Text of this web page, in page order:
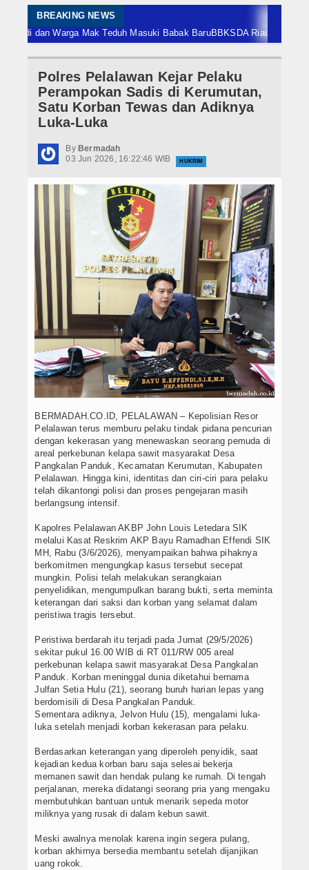
Kuansing
Siak
Nasional
Internasional
Iptek
Politik
Berita Foto
Budaya & Pariwisata
Ekbis
Olahraga
BREAKING NEWS
Warga Mak Teduh Masuki Babak BaruBBKSDA Riau Perkuat Sinergi
Polres Pelalawan Kejar Pelaku
Perampokan Sadis di Kerumutan,
Satu Korban Tewas dan Adiknya
Luka-Luka
By Bermadah
03 Jun 2026, 16:22:46 WIB
HUKRIM
BERMADAH.CO.ID, PELALAWAN – Kepolisian Resor
Pelalawan terus memburu pelaku tindak pidana pencurian
dengan kekerasan yang menewaskan seorang pemuda di
areal perkebunan kelapa sawit masyarakat Desa
Pangkalan Panduk, Kecamatan Kerumutan, Kabupaten
Pelalawan. Hingga kini, identitas dan ciri-ciri para pelaku
telah dikantongi polisi dan proses pengejaran masih
berlangsung intensif.
Kapolres Pelalawan AKBP John Louis Letedara SIK
melalui Kasat Reskrim AKP Bayu Ramadhan Effendi SIK
MH, Rabu (3/6/2026), menyampaikan bahwa pihaknya
berkomitmen mengungkap kasus tersebut secepat
mungkin. Polisi telah melakukan serangkaian
penyelidikan, mengumpulkan barang bukti, serta meminta
keterangan dari saksi dan korban yang selamat dalam
peristiwa tragis tersebut.
Peristiwa berdarah itu terjadi pada Jumat (29/5/2026)
sekitar pukul 16.00 WIB di RT 011/RW 005 areal
perkebunan kelapa sawit masyarakat Desa Pangkalan
Panduk. Korban meninggal dunia diketahui bernama
Julfan Setia Hulu (21), seorang buruh harian lepas yang
berdomisili di Desa Pangkalan Panduk.
Sementara adiknya, Jelvon Hulu (15), mengalami luka-
luka setelah menjadi korban kekerasan para pelaku.
Berdasarkan keterangan yang diperoleh penyidik, saat
kejadian kedua korban baru saja selesai bekerja
memanen sawit dan hendak pulang ke rumah. Di tengah
perjalanan, mereka didatangi seorang pria yang mengaku
membutuhkan bantuan untuk menarik sepeda motor
miliknya yang rusak di dalam kebun sawit.
Meski awalnya menolak karena ingin segera pulang,
korban akhirnya bersedia membantu setelah dijanjikan
uang rokok.